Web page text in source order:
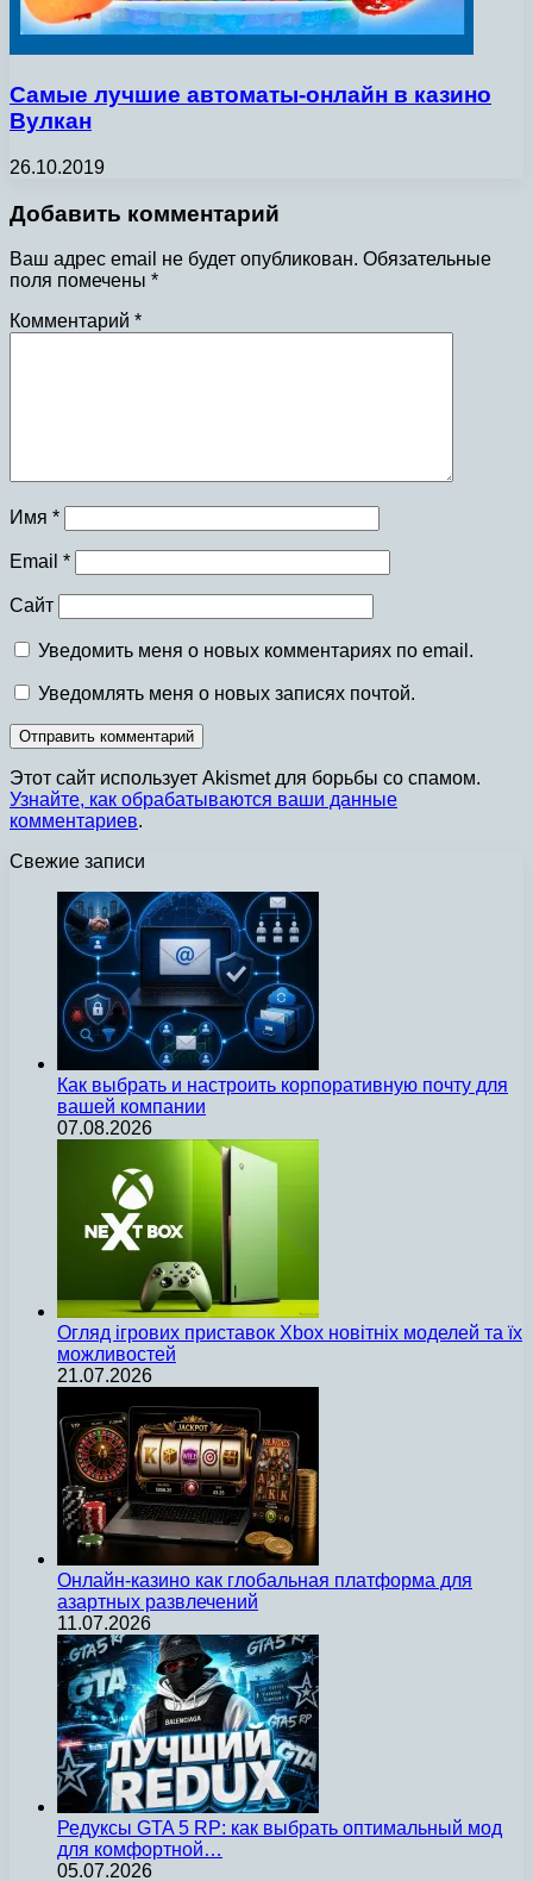
Самые лучшие автоматы-онлайн в казино
Вулкан
26.10.2019
Добавить комментарий
Ваш адрес email не будет опубликован. Обязательные
поля помечены *
Комментарий *
Имя *
Email *
Сайт
Уведомить меня о новых комментариях по email.
Уведомлять меня о новых записях почтой.
Этот сайт использует Akismet для борьбы со спамом.
Узнайте, как обрабатываются ваши данные
комментариев.
Свежие записи
Как выбрать и настроить корпоративную почту для
вашей компании
07.08.2026
Огляд ігрових приставок Xbox новітніх моделей та їх
можливостей
21.07.2026
Онлайн-казино как глобальная платформа для
азартных развлечений
11.07.2026
Редуксы GTA 5 RP: как выбрать оптимальный мод
для комфортной…
05.07.2026